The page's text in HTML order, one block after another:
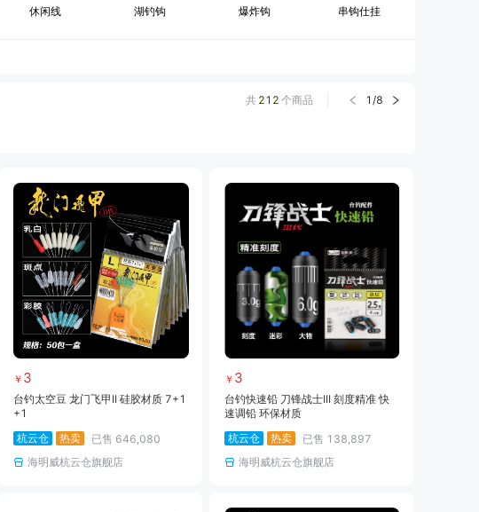
休闲线 湖钓钩 爆炸钩 串钩仕挂
台钓竿包 鱼护
黑坑鱼护 黑坑钓伞 黑坑服饰 黑坑装备
鼓轮 路亚线 路亚钩饵 路亚配件
海钓配件 海钓装备 海钓饵料 临时专用
共 212 个商品 1 /8
￥ 3
台钓太空豆 龙门飞甲II 硅胶材质 7+1
+1
杭云仓
热卖 已售 646,080
海明威杭云仓旗舰店
￥ 3
台钓快速铅 刀锋战士III 刻度精准 快
速调铅 环保材质
杭云仓
热卖 已售 138,897
海明威杭云仓旗舰店